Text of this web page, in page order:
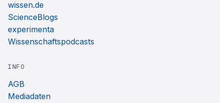
wissen.de
ScienceBlogs
experimenta
Wissenschaftspodcasts
INFO
AGB
Mediadaten